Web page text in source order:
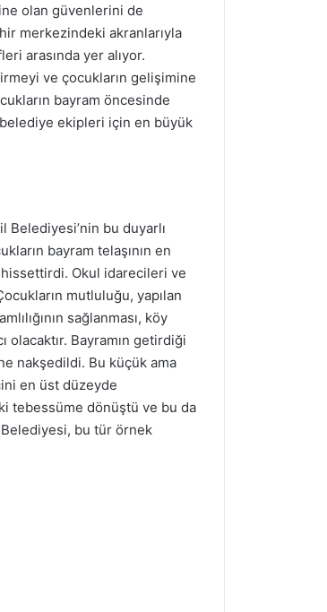
olan güvenlerini de
merkezindeki akranlarıyla
arasında yer alıyor.
ve çocukların gelişimine
bayram öncesinde
ekipleri için en büyük
bu duyarlı
bayram telaşının en
hissettirdi. Okul idarecileri ve
mutluluğu, yapılan
sağlanması, köy
olacaktır. Bayramın getirdiği
nakşedildi. Bu küçük ama
en üst düzeyde
tebessüme dönüştü ve bu da
bu tür örnek